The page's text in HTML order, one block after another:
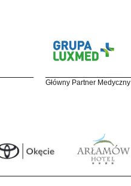
Główny Partner Medyczny